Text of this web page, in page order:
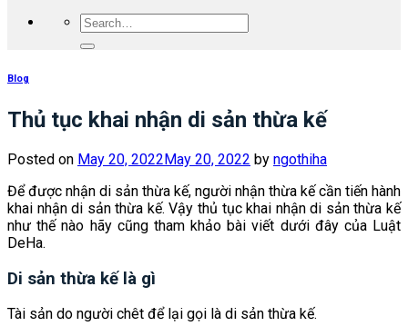
Blog
Thủ tục khai nhận di sản thừa kế
Posted on May 20, 2022May 20, 2022 by ngothiha
Để được nhận di sản thừa kế, người nhận thừa kế cần tiến hành
khai nhận di sản thừa kế. Vậy thủ tục khai nhận di sản thừa kế
như thế nào hãy cũng tham khảo bài viết dưới đây của Luật
DeHa.
Di sản thừa kế là gì
Tài sản do người chêt để lại gọi là di sản thừa kế.